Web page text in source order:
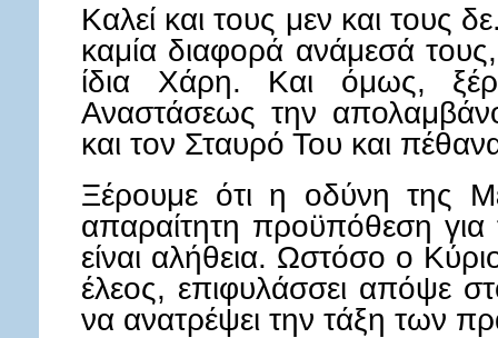
Καλεί και τους μεν και τους
καμία διαφορά ανάμεσά
ίδια Χάρη. Και όμως,
Αναστάσεως την
και τον Σταυρό Του και
Ξέρουμε ότι η οδύνη της
απαραίτητη προϋπόθεση
είναι αλήθεια. Ωστόσο ο
έλεος, επιφυλάσσει απόψε
να ανατρέψει την τάξη των